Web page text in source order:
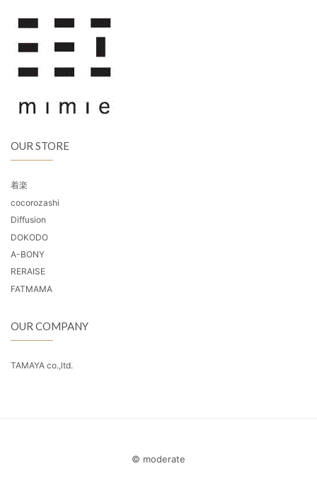
OUR STORE
着楽
cocorozashi
Diffusion
DOKODO
A-BONY
RERAISE
FATMAMA
OUR COMPANY
TAMAYA co.,ltd.
© moderate